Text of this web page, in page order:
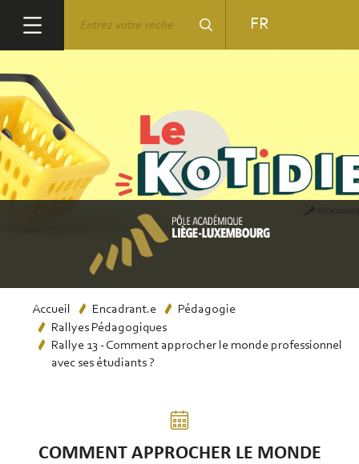
FR
d'Ariane
Accueil Encadrant.e
Pédagogie
Rallyes Pédagogiques
Rallye 13 - Comment approcher le monde professionnel
avec ses étudiants ?
COMMENT APPROCHER LE MONDE